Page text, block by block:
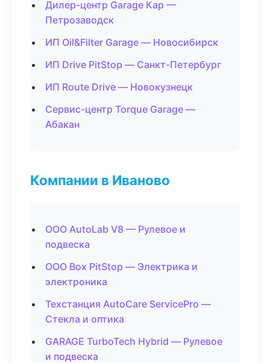
Дилер-центр Garage Кар —
Петрозаводск
ИП Oil&Filter Garage — Новосибирск
ИП Drive PitStop — Санкт-Петербург
ИП Route Drive — Новокузнецк
Сервис-центр Torque Garage —
Абакан
Компании в Иваново
ООО AutoLab V8 — Рулевое и
подвеска
ООО Box PitStop — Электрика и
электроника
Техстанция AutoCare ServicePro —
Стекла и оптика
GARAGE TurboTech Hybrid — Рулевое
и подвеска